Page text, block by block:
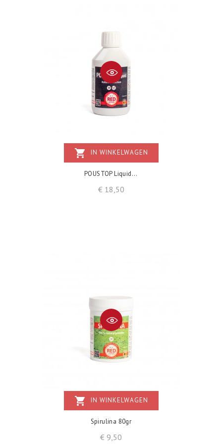
shopping_cart IN WINKELWAGEN
POUSTOP Liquid...
€ 18,50Prijs
shopping_cart IN WINKELWAGEN
Spirulina 80gr
€ 9,50